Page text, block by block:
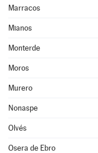
Marracos
Mianos
Monterde
Moros
Murero
Nonaspe
Olvés
Osera de Ebro